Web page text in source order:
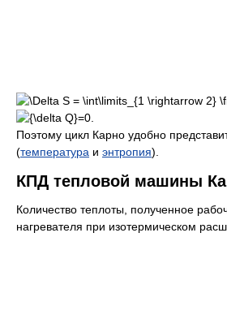
Поэтому цикл Карно удобно
(температура и энтропия).
КПД тепловой машины
Количество теплоты, полученное
нагревателя при изотермическом